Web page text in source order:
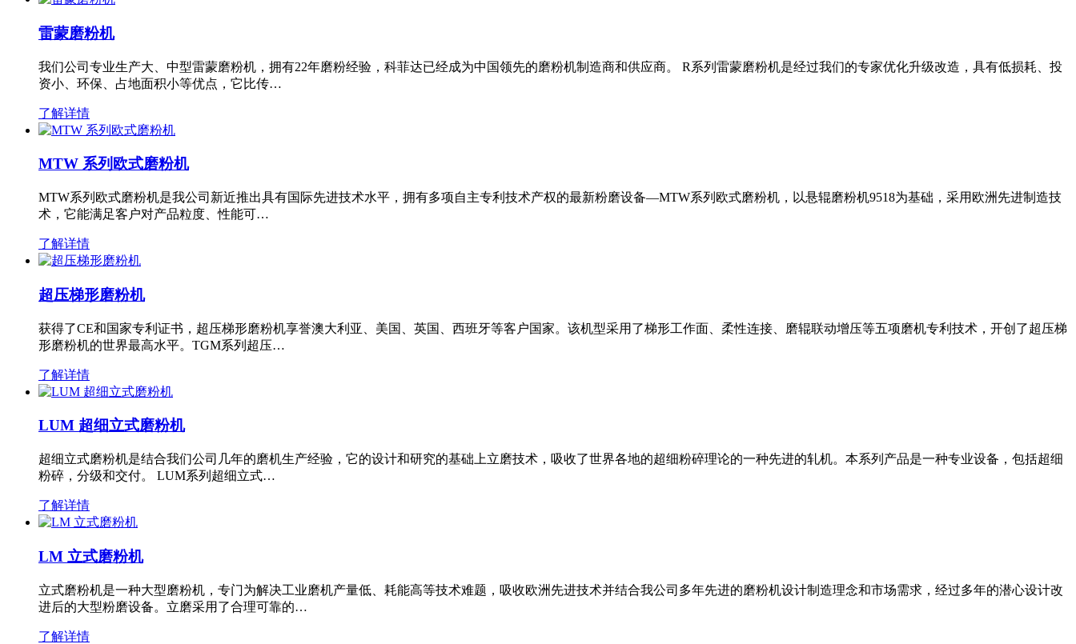
雷蒙磨粉机
我们公司专业生产大、中型雷蒙磨粉机，拥有22年磨粉经验，科菲达已经成为中国领先的磨粉机制造商和供应商。 R系列雷蒙磨粉机是经过我们的专家优化升级改造，具有低损耗、投
资小、环保、占地面积小等优点，它比传…
了解详情
MTW 系列欧式磨粉机
MTW系列欧式磨粉机是我公司新近推出具有国际先进技术水平，拥有多项自主专利技术产权的最新粉磨设备—MTW系列欧式磨粉机，以悬辊磨粉机9518为基础，采用欧洲先进制造技
术，它能满足客户对产品粒度、性能可…
了解详情
超压梯形磨粉机
获得了CE和国家专利证书，超压梯形磨粉机享誉澳大利亚、美国、英国、西班牙等客户国家。该机型采用了梯形工作面、柔性连接、磨辊联动增压等五项磨机专利技术，开创了超压梯
形磨粉机的世界最高水平。TGM系列超压…
了解详情
LUM 超细立式磨粉机
超细立式磨粉机是结合我们公司几年的磨机生产经验，它的设计和研究的基础上立磨技术，吸收了世界各地的超细粉碎理论的一种先进的轧机。本系列产品是一种专业设备，包括超细
粉碎，分级和交付。 LUM系列超细立式…
了解详情
LM 立式磨粉机
立式磨粉机是一种大型磨粉机，专门为解决工业磨机产量低、耗能高等技术难题，吸收欧洲先进技术并结合我公司多年先进的磨粉机设计制造理念和市场需求，经过多年的潜心设计改
进后的大型粉磨设备。立磨采用了合理可靠的…
了解详情